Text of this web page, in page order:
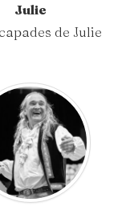
Julie
de Julie